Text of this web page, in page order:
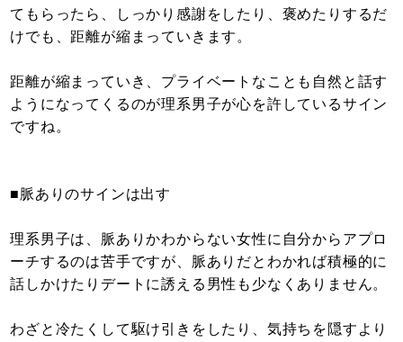
てもらったら、しっかり感謝をしたり、褒めたりするだ
けでも、距離が縮まっていきます。
距離が縮まっていき、プライベートなことも自然と話す
ようになってくるのが理系男子が心を許しているサイン
ですね。
■脈ありのサインは出す
理系男子は、脈ありかわからない女性に自分からアプロ
ーチするのは苦手ですが、脈ありだとわかれば積極的に
話しかけたりデートに誘える男性も少なくありません。
わざと冷たくして駆け引きをしたり、気持ちを隠すより